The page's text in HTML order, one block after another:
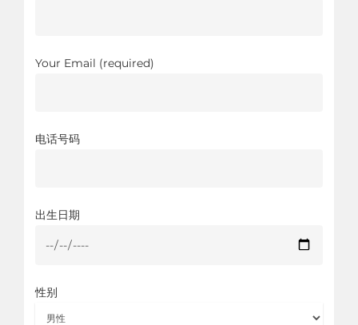
Your Email (required)
电话号码
出生日期
性别